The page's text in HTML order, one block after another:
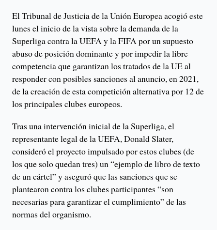
El Tribunal de Justicia de la Unión Europea acogió este
lunes el inicio de la vista sobre la demanda de la
Superliga contra la UEFA y la FIFA por un supuesto
abuso de posición dominante y por impedir la libre
competencia que garantizan los tratados de la UE al
responder con posibles sanciones al anuncio, en 2021,
de la creación de esta competición alternativa por 12 de
los principales clubes europeos.
Tras una intervención inicial de la Superliga, el
representante legal de la UEFA, Donald Slater,
consideró el proyecto impulsado por estos clubes (de
los que solo quedan tres) un “ejemplo de libro de texto
de un cártel” y aseguró que las sanciones que se
plantearon contra los clubes participantes “son
necesarias para garantizar el cumplimiento” de las
normas del organismo.